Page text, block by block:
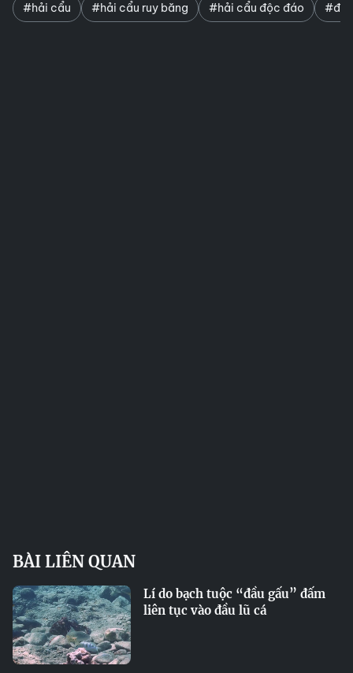
#hải cẩu #hải cẩu ruy băng #hải cẩu độc đáo
BÀI LIÊN QUAN
Lí do bạch tuộc “đầu gấu” đấm
liên tục vào đầu lũ cá